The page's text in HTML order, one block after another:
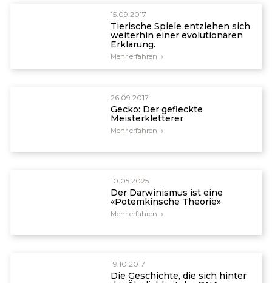
15.09.2017
Tierische Spiele entziehen sich
weiterhin einer evolutionären
Erklärung.
Mehr erfahren
26.09.2017
Gecko: Der gefleckte
Meisterkletterer
Mehr erfahren
10.05.2025
Der Darwinismus ist eine
«Potemkinsche Theorie»
Mehr erfahren
19.10.2017
Die Geschichte, die sich hinter